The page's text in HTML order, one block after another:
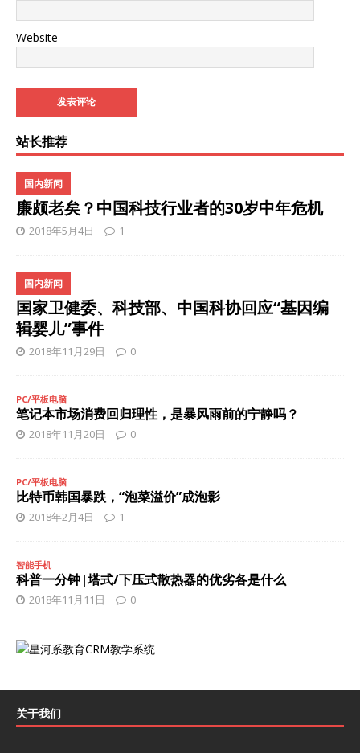
Website
站长推荐
廉颇老矣？中国科技行业者的30岁中年危机
国内新闻
2018年5月4日 1
国家卫健委、科技部、中国科协回应“基因编
辑婴儿”事件
国内新闻
2018年11月29日 0
PC/平板电脑
笔记本市场消费回归理性，是暴风雨前的宁静吗？
2018年11月20日 0
PC/平板电脑
比特币韩国暴跌，“泡菜溢价”成泡影
2018年2月4日 1
智能手机
科普一分钟|塔式/下压式散热器的优劣各是什么
2018年11月11日 0
关于我们